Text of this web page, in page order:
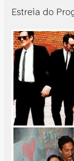
Estreia do